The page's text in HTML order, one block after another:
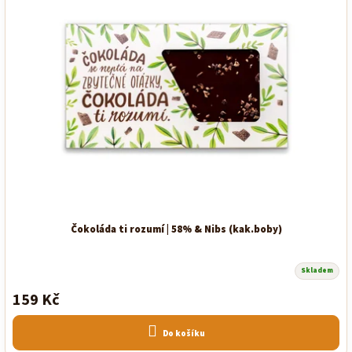
Čokoláda ti rozumí | 58% & Nibs (kak.boby)
Skladem
159 Kč
Do košíku